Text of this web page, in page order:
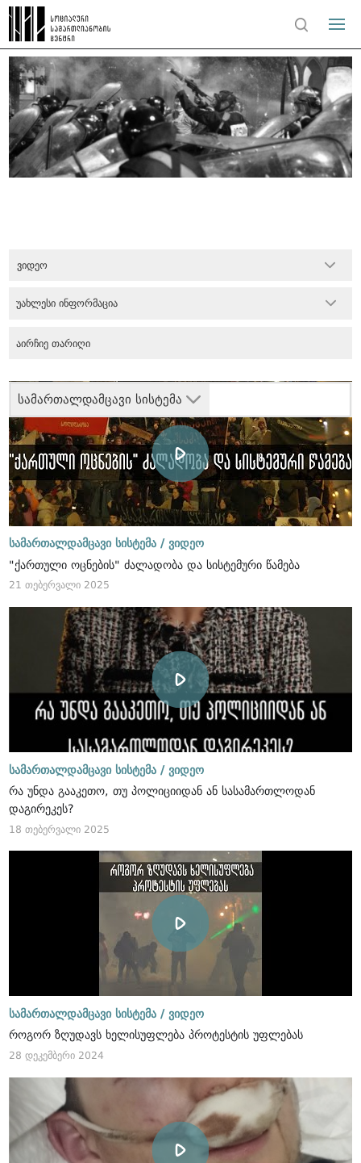
ვიდეო
სამართალდამცავი სისტემა
უახლესი ინფორმაცია
სამართალდამცავი სისტემა / ვიდეო
"ქართული ოცნების" ძალადობა და სისტემური წამება
21 თებერვალი 2025
სამართალდამცავი სისტემა / ვიდეო
რა უნდა გააკეთო, თუ პოლიციიდან ან სასამართლოდან
დაგირეკეს?
18 თებერვალი 2025
სამართალდამცავი სისტემა / ვიდეო
როგორ ზღუდავს ხელისუფლება პროტესტის უფლებას
28 დეკემბერი 2024